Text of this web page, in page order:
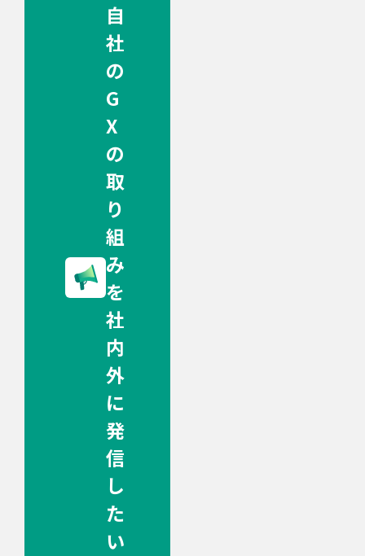
自
社
の
G
X
の
取
り
組
み
を
社
内
外
に
発
信
し
た
い